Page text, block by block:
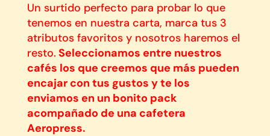
Un surtido perfecto para probar lo que
tenemos en nuestra carta, marca tus 3
atributos favoritos y nosotros haremos el
resto. Seleccionamos entre nuestros
cafés los que creemos que más pueden
encajar con tus gustos y te los
enviamos en un bonito pack
acompañado de una cafetera
Aeropress.